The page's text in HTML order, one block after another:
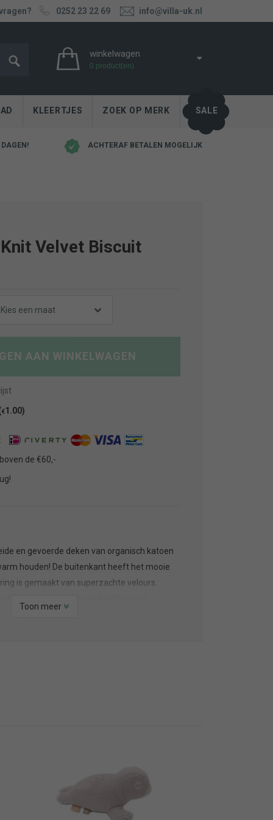
0252 23 22 69 info@villa-uk.nl
winkelwagen
0 product(en)
KLEERTJES ZOEK OP MERK SALE
DAGEN! ACHTERAF BETALEN MOGELIJK
Knit Velvet Biscuit
Kies een maat
AAN WINKELWAGEN
€1.00)
de €60,-
en gevoerde deken van organisch katoen
houden! De buitenkant heeft het mooie
is gemaakt van superzachte velours.
perfect met deze deken.
100% organisch katoen (GOTS) en
velours.
Toon meer